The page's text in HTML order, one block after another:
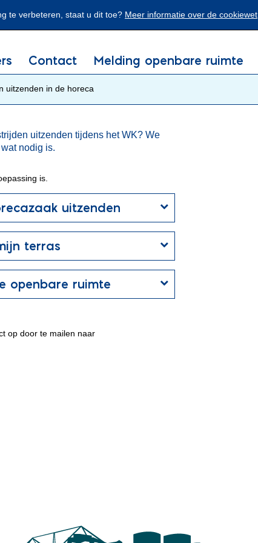
te verbeteren, staat u dit toe? Meer informatie over de cookiewet
Contact Melding openbare ruimte
uitzenden in de horeca
in de horeca
uitzenden tijdens het WK? We
nodig is.
is.
uitzenden
terras
openbare ruimte
op door te mailen naar